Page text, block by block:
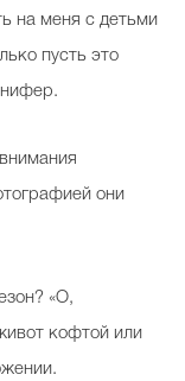
на меня с детьми
пусть это
они
«О,
кофтой или